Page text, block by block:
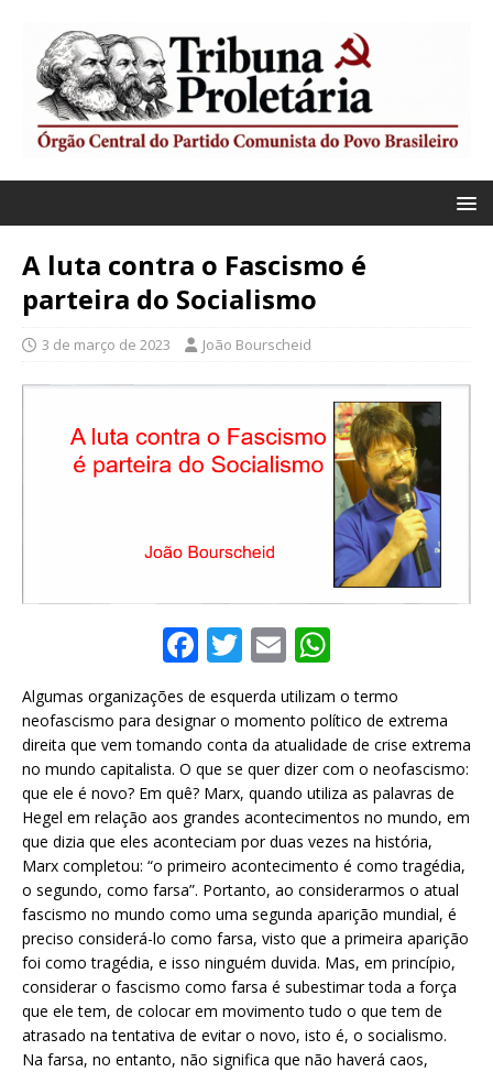
A luta contra o Fascismo é
parteira do Socialismo
3 de março de 2023 João Bourscheid
F
c
e
b
o
o
k
T
w
it
te
r
E
m
ai
l
h
at
s
A
p
p
Algumas organizações de esquerda utilizam o termo
neofascismo para designar o momento político de extrema
direita que vem tomando conta da atualidade de crise extrema
no mundo capitalista. O que se quer dizer com o neofascismo:
que ele é novo? Em quê? Marx, quando utiliza as palavras de
Hegel em relação aos grandes acontecimentos no mundo, em
que dizia que eles aconteciam por duas vezes na história,
Marx completou: “o primeiro acontecimento é como tragédia,
o segundo, como farsa”. Portanto, ao considerarmos o atual
fascismo no mundo como uma segunda aparição mundial, é
preciso considerá-lo como farsa, visto que a primeira aparição
foi como tragédia, e isso ninguém duvida. Mas, em princípio,
considerar o fascismo como farsa é subestimar toda a força
que ele tem, de colocar em movimento tudo o que tem de
atrasado na tentativa de evitar o novo, isto é, o socialismo.
Na farsa, no entanto, não significa que não haverá caos,